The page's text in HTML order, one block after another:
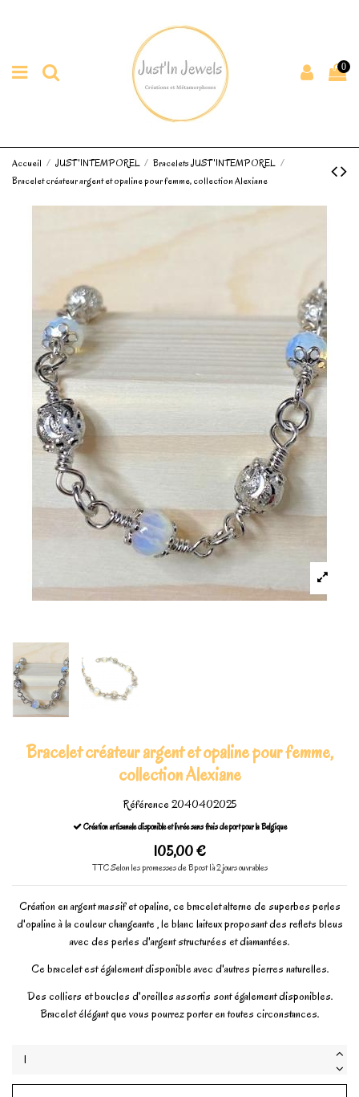
0
Accueil JUST'INTEMPOREL
Bracelets JUST'INTEMPOREL
Bracelet créateur argent et opaline pour femme, collection Alexiane
Bracelet créateur argent et opaline pour femme,
collection Alexiane
Référence2040402025
Création artisanale disponible et livrée sans frais de port pour la Belgique
105,00 €
TTCSelon les promesses de Bpost 1à 2 jours ouvrables
Création en argent massif et opaline, ce bracelet alterne de superbes perles
d'opaline à la couleur changeante , le blanc laiteux proposant des reflets bleus
avec des perles d'argent structurées et diamantées.
Ce bracelet est également disponible avec d'autres pierres naturelles.
Des colliers et boucles d'oreilles assortis sont également disponibles.
Bracelet élégant que vous pourrez porter en toutes circonstances.